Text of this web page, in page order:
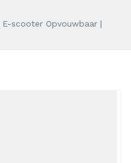
scooter Opvouwbaar |